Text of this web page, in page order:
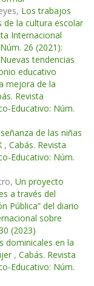
Los trabajos
de la cultura escolar
Internacional
26 (2021):
tendencias
educativo
mejora de la
Revista
Educativo: Núm.
de las niñas
, Cabás. Revista
Educativo: Núm.
Un proyecto
a través del
Pública” del diario
sobre
(2023)
dominicales en la
, Cabás. Revista
Educativo: Núm.